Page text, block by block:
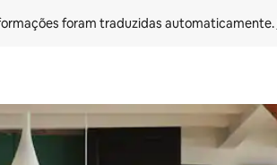
foram traduzidas automaticamente.